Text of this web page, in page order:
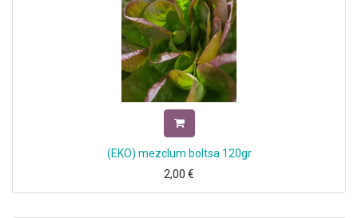
(EKO) mezclum boltsa 120gr
2,00 €